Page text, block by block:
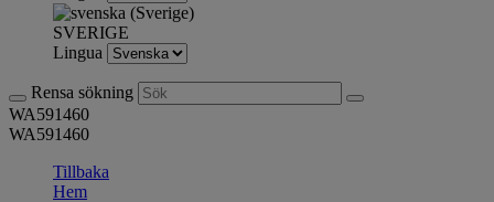
SVERIGE
Lingua
Rensa sökning
WA591460
WA591460
Tillbaka
Hem